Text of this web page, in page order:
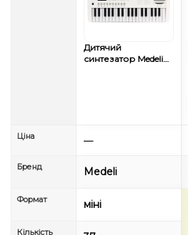
Дитячий
синтезатор Medeli
Ціна —
Бренд Medeli
Формат міні
Кількість